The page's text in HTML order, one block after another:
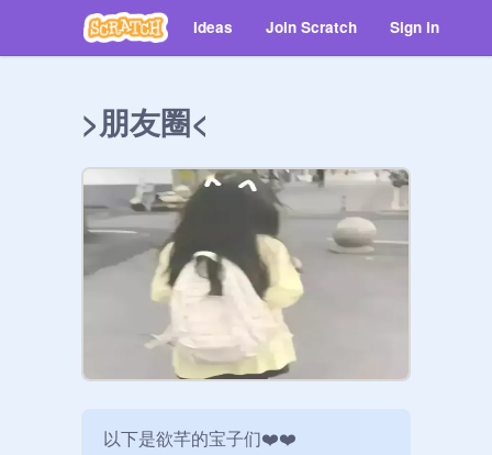
Ideas Join Scratch Sign in
>朋友圈<
以下是欲芊的宝子们❤️❤️